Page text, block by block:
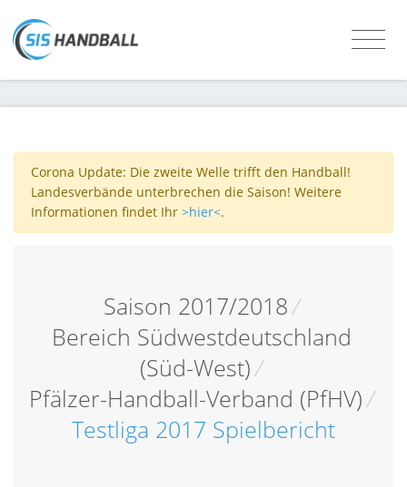
Corona Update: Die zweite Welle trifft den Handball!
Landesverbände unterbrechen die Saison! Weitere
Informationen findet Ihr >hier<.
Saison 2017/2018/
Bereich Südwestdeutschland
(Süd-West)/
Pfälzer-Handball-Verband (PfHV)/
Testliga 2017 Spielbericht